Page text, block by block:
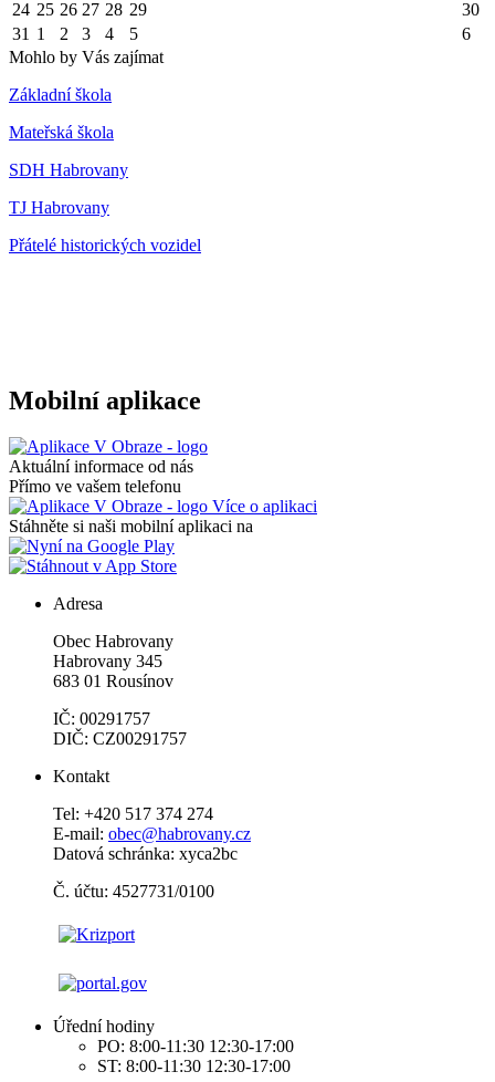
24 25 26 27 28 29
30
31 1 2 3 4 5
6
Mohlo by Vás zajímat
Základní škola
Mateřská škola
SDH Habrovany
TJ Habrovany
Přátelé historických vozidel
Mobilní aplikace
Aktuální informace od nás
Přímo ve vašem telefonu
Více o aplikaci
Stáhněte si naši mobilní aplikaci na
Adresa
Obec Habrovany
Habrovany 345
683 01 Rousínov
IČ: 00291757
DIČ: CZ00291757
Kontakt
Tel: +420 517 374 274
E-mail: obec@habrovany.cz
Datová schránka: xyca2bc
Č. účtu: 4527731/0100
Úřední hodiny
PO: 8:00-11:30 12:30-17:00
ST: 8:00-11:30 12:30-17:00